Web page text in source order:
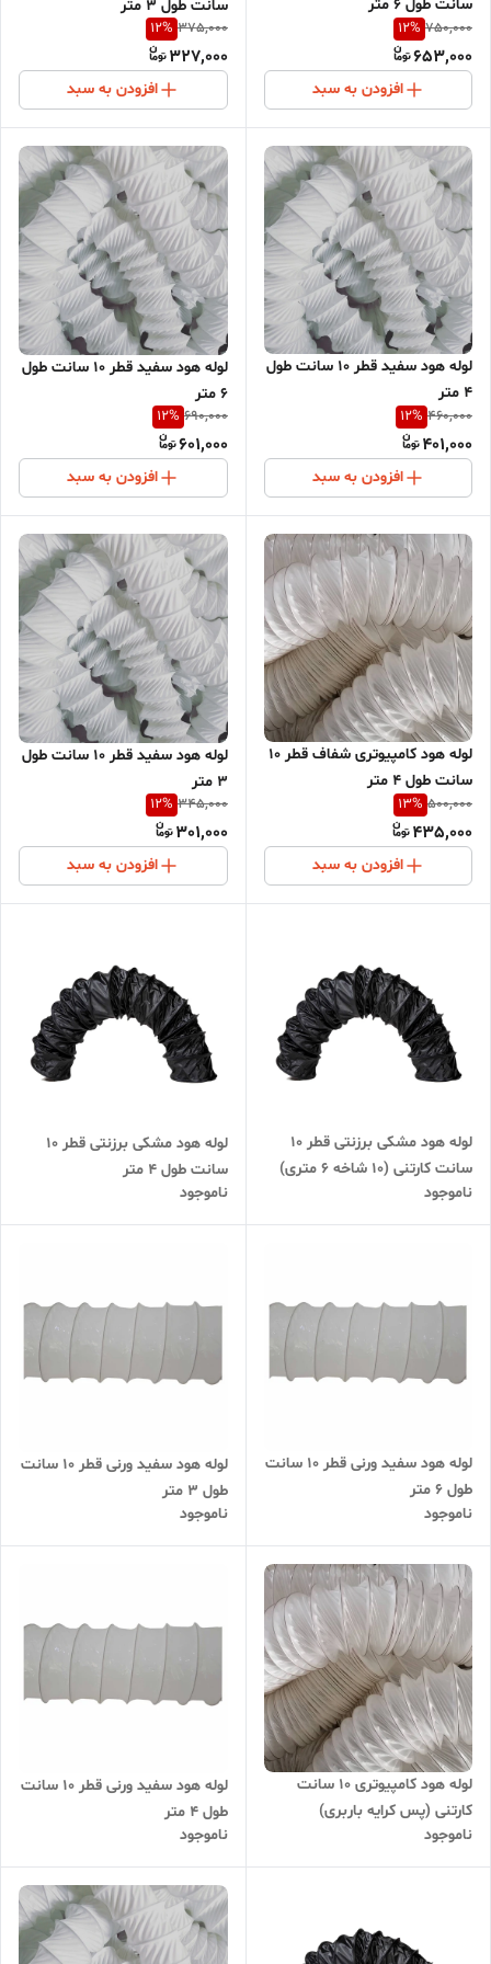
سانت طول 6 متر
750,000
12%
653,000
افزودن به سبد
سانت طول 3 متر
375,000
12%
327,000
افزودن به سبد
لوله هود سفید قطر 10 سانت طول
4 متر
460,000
12%
401,000
افزودن به سبد
لوله هود سفید قطر 10 سانت طول
6 متر
690,000
12%
601,000
افزودن به سبد
لوله هود کامپیوتری شفاف قطر 10
سانت طول 4 متر
500,000
13%
435,000
افزودن به سبد
لوله هود سفید قطر 10 سانت طول
3 متر
345,000
12%
301,000
افزودن به سبد
لوله هود مشکی برزنتی قطر 10
سانت کارتنی (10 شاخه 6 متری)
ناموجود
لوله هود مشکی برزنتی قطر 10
سانت طول 4 متر
ناموجود
لوله هود سفید ورنی قطر 10 سانت
طول 6 متر
ناموجود
لوله هود سفید ورنی قطر 10 سانت
طول 3 متر
ناموجود
لوله هود کامپیوتری 10 سانت
کارتنی (پس کرایه باربری)
ناموجود
لوله هود سفید ورنی قطر 10 سانت
طول 4 متر
ناموجود